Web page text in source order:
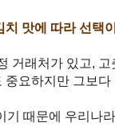
맛에 따라 선택
거래처가 있고,
요하지만 그보
때문에 우리나